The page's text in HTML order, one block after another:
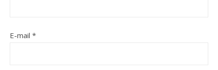
E-mail *